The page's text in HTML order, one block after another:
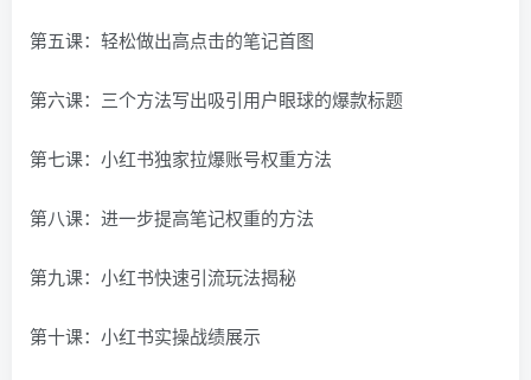
第五课：轻松做出高点击的笔记首图
第六课：三个方法写出吸引用户眼球的爆款标题
第七课：小红书独家拉爆账号权重方法
第八课：进一步提高笔记权重的方法
第九课：小红书快速引流玩法揭秘
第十课：小红书实操战绩展示